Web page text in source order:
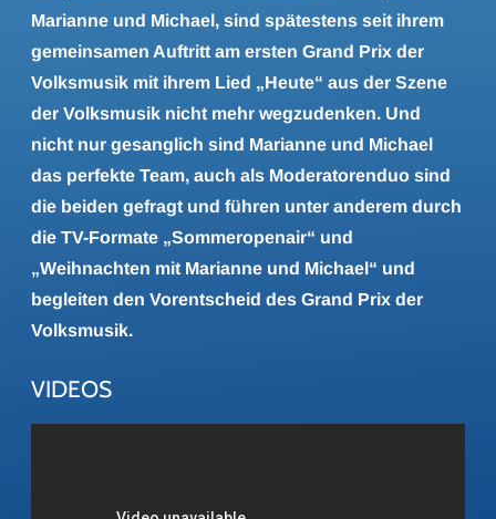
Marianne und Michael, sind spätestens seit ihrem
gemeinsamen Auftritt am ersten Grand Prix der
Volksmusik mit ihrem Lied „Heute“ aus der Szene
der Volksmusik nicht mehr wegzudenken. Und
nicht nur gesanglich sind Marianne und Michael
das perfekte Team, auch als Moderatorenduo sind
die beiden gefragt und führen unter anderem durch
die TV-Formate „Sommeropenair“ und
„Weihnachten mit Marianne und Michael“ und
begleiten den Vorentscheid des Grand Prix der
Volksmusik.
VIDEOS